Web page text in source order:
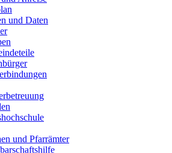
und Daten
und Pfarrämter